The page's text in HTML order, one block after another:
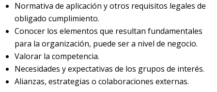
Normativa de aplicación y otros requisitos legales de
obligado cumplimiento.
Conocer los elementos que resultan fundamentales
para la organización, puede ser a nivel de negocio.
Valorar la competencia.
Necesidades y expectativas de los grupos de interés.
Alianzas, estrategias o colaboraciones externas.